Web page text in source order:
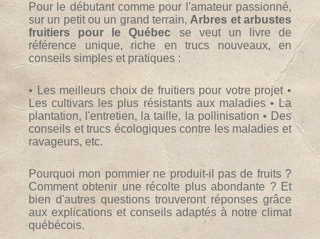
Pour le débutant comme pour l'amateur passionné,
sur un petit ou un grand terrain, Arbres et arbustes
fruitiers pour le Québec se veut un livre de
référence unique, riche en trucs nouveaux, en
conseils simples et pratiques :
• Les meilleurs choix de fruitiers pour votre projet •
Les cultivars les plus résistants aux maladies • La
plantation, l'entretien, la taille, la pollinisation • Des
conseils et trucs écologiques contre les maladies et
ravageurs, etc.
Pourquoi mon pommier ne produit-il pas de fruits ?
Comment obtenir une récolte plus abondante ? Et
bien d'autres questions trouveront réponses grâce
aux explications et conseils adaptés à notre climat
québécois.